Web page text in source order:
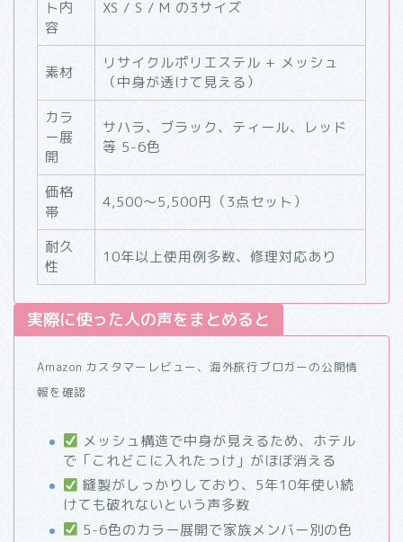
ト内
容
XS / S / M の3サイズ
素材
リサイクルポリエステル + メッシュ
（中身が透けて見える）
カラ
ー展
開
サハラ、ブラック、ティール、レッド
等 5-6色
価格
帯
4,500〜5,500円（3点セット）
耐久
性
10年以上使用例多数、修理対応あり
実際に使った人の声をまとめると
Amazon カスタマーレビュー、海外旅行ブロガーの公開情
報を確認
メッシュ構造で中身が見えるため、ホテル
で「これどこに入れたっけ」がほぼ消える
縫製がしっかりしており、5年10年使い続
けても破れないという声多数
5-6色のカラー展開で家族メンバー別の色